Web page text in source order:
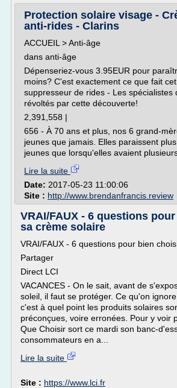
Protection solaire visage -
anti-rides - Clarins
ACCUEIL > Anti-âge
dans anti-âge
Dépenseriez-vous 3.95EUR pour
moins? C'est exactement ce que fait
suppresseur de rides - Les spécialistes
révoltés par cette découverte!
2,391,558 |
656 - À 70 ans et plus, nos 6 grand-
jeunes que jamais. Elles paraissent
jeunes que lorsqu'elles avaient
Lire la suite
Date: 2017-05-23 11:00:06
Site : http://www.brendanfrancis.review
VRAI/FAUX - 6 questions
sa crème solaire
VRAI/FAUX - 6 questions pour bien
Partager
Direct LCI
VACANCES - On le sait, avant de
soleil, il faut se protéger. Ce qu'on
c'est à quel point les produits solaires
préconçues, voire erronées. Pour y voir
Que Choisir sort ce mardi son banc-
consommateurs en a...
Lire la suite
Site : https://www.lci.fr